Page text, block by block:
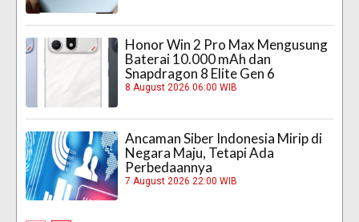
Honor Win 2 Pro Max Mengusung
Baterai 10.000 mAh dan
Snapdragon 8 Elite Gen 6
8 August 2026 06:00 WIB
Ancaman Siber Indonesia Mirip di
Negara Maju, Tetapi Ada
Perbedaannya
7 August 2026 22:00 WIB